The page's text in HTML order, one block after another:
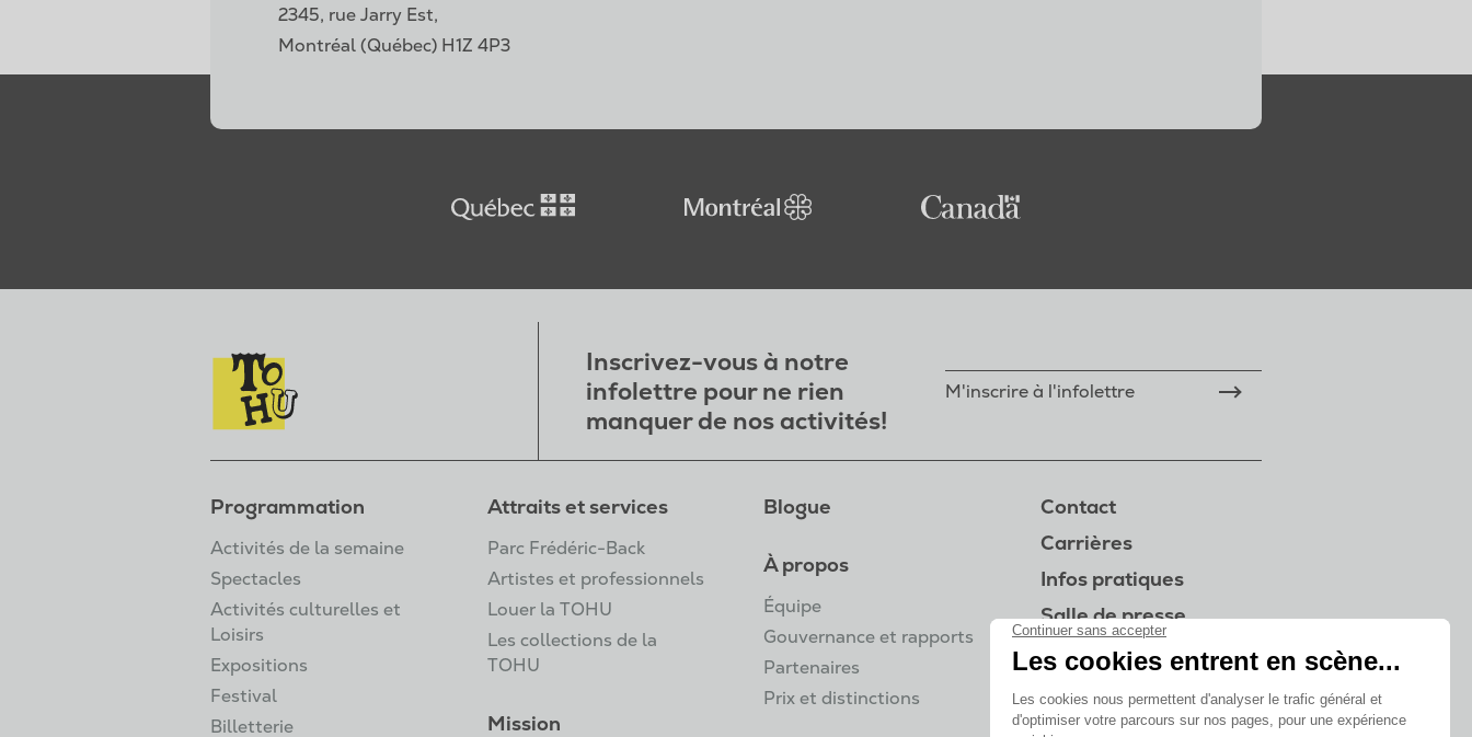
2345, rue Jarry Est,
Montréal (Québec) H1Z 4P3
Inscrivez-vous à notre
infolettre pour ne rien
manquer de nos activités!
M'inscrire à l'infolettre
Programmation
Activités de la semaine
Spectacles
Activités culturelles et
Loisirs
Expositions
Festival
Billetterie
Attraits et services
Parc Frédéric-Back
Artistes et professionnels
Louer la TOHU
Les collections de la
TOHU
Mission
Blogue
À propos
Équipe
Gouvernance et rapports
Partenaires
Prix et distinctions
Contact
Carrières
Infos pratiques
Salle de presse